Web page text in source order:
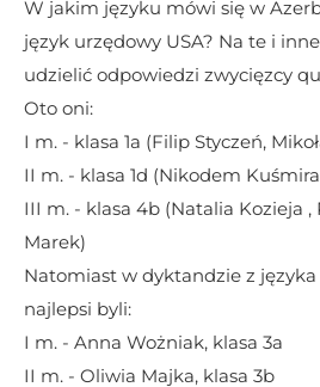
W jakim języku mówi się w
język urzędowy USA? Na te i
udzielić odpowiedzi zwycięzcy
Oto oni:
I m. - klasa 1a (Filip Styczeń,
II m. - klasa 1d (Nikodem
III m. - klasa 4b (Natalia Kozieja
Marek)
Natomiast w dyktandzie z
najlepsi byli:
I m. - Anna Wożniak, klasa 3a
II m. - Oliwia Majka, klasa 3b